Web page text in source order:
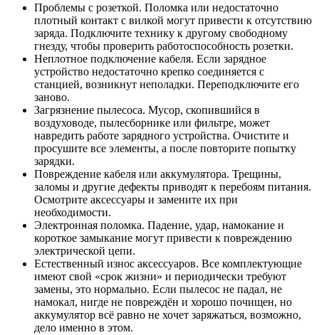
Проблемы с розеткой. Поломка или недостаточно
плотный контакт с вилкой могут привести к отсутствию
заряда. Подключите технику к другому свободному
гнезду, чтобы проверить работоспособность розетки.
Неплотное подключение кабеля. Если зарядное
устройство недостаточно крепко соединяется с
станцией, возникнут неполадки. Переподключите его
заново.
Загрязнение пылесоса. Мусор, скопившийся в
воздуховоде, пылесборнике или фильтре, может
навредить работе зарядного устройства. Очистите и
просушите все элементы, а после повторите попытку
зарядки.
Повреждение кабеля или аккумулятора. Трещины,
заломы и другие дефекты приводят к перебоям питания.
Осмотрите аксессуары и замените их при
необходимости.
Электронная поломка. Падение, удар, намокание и
короткое замыкание могут привести к повреждению
электрической цепи.
Естественный износ аксессуаров. Все комплектующие
имеют свой «срок жизни» и периодически требуют
замены, это нормально. Если пылесос не падал, не
намокал, нигде не повреждён и хорошо почищен, но
аккумулятор всё равно не хочет заряжаться, возможно,
дело именно в этом.